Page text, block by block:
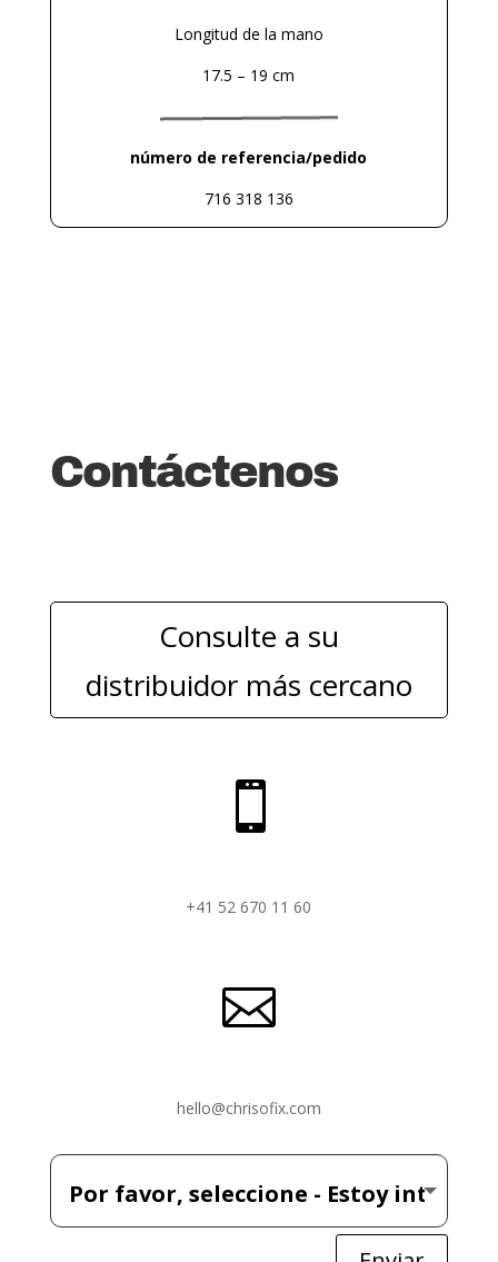
Longitud de la mano
17.5 – 19 cm
número de referencia/pedido
716 318 136
Contáctenos
Consulte a su
distribuidor más cercano

+41 52 670 11 60

hello@chrisofix.com